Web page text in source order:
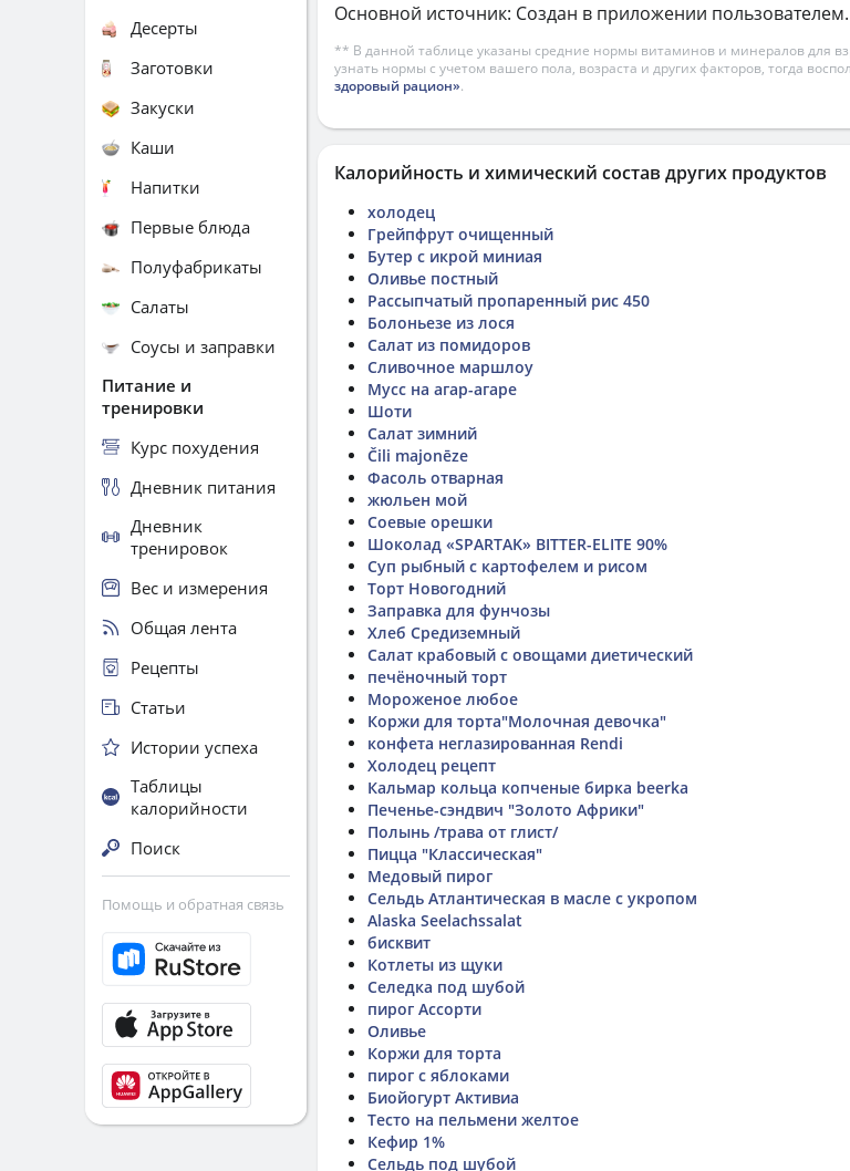
Основной источник: Создан в приложении пользователем.
** В данной таблице указаны средние нормы витаминов и минералов для
узнать нормы с учетом вашего пола, возраста и других факторов, тогда
здоровый рацион».
Калорийность и химический состав других продуктов
холодец
Грейпфрут очищенный
Бутер с икрой миниая
Оливье постный
Рассыпчатый пропаренный рис 450
Болоньезе из лося
Салат из помидоров
Сливочное маршлоу
Мусс на агар-агаре
Шоти
Салат зимний
Čili majonēze
Фасоль отварная
жюльен мой
Соевые орешки
Шоколад «SPARTAK» BITTER-ELITE 90%
Суп рыбный с картофелем и рисом
Торт Новогодний
Заправка для фунчозы
Хлеб Средиземный
Салат крабовый с овощами диетический
печёночный торт
Мороженое любое
Коржи для торта"Молочная девочка"
конфета неглазированная Rendi
Холодец рецепт
Кальмар кольца копченые бирка beerka
Печенье-сэндвич "Золото Африки"
Полынь /трава от глист/
Пицца "Классическая"
Медовый пирог
Сельдь Атлантическая в масле с укропом
Alaska Seelachssalat
бисквит
Котлеты из щуки
Селедка под шубой
пирог Ассорти
Оливье
Коржи для торта
пирог с яблоками
Биойогурт Активиа
Тесто на пельмени желтое
Кефир 1%
Сельдь под шубой
Десерты
Заготовки
Закуски
Каши
Напитки
Первые блюда
Полуфабрикаты
Салаты
Соусы и заправки
Питание и
тренировки
Курс похудения
Дневник питания
Дневник
тренировок
Вес и измерения
Общая лента
Рецепты
Статьи
Истории успеха
Таблицы
калорийности
Поиск
Помощь и обратная связь